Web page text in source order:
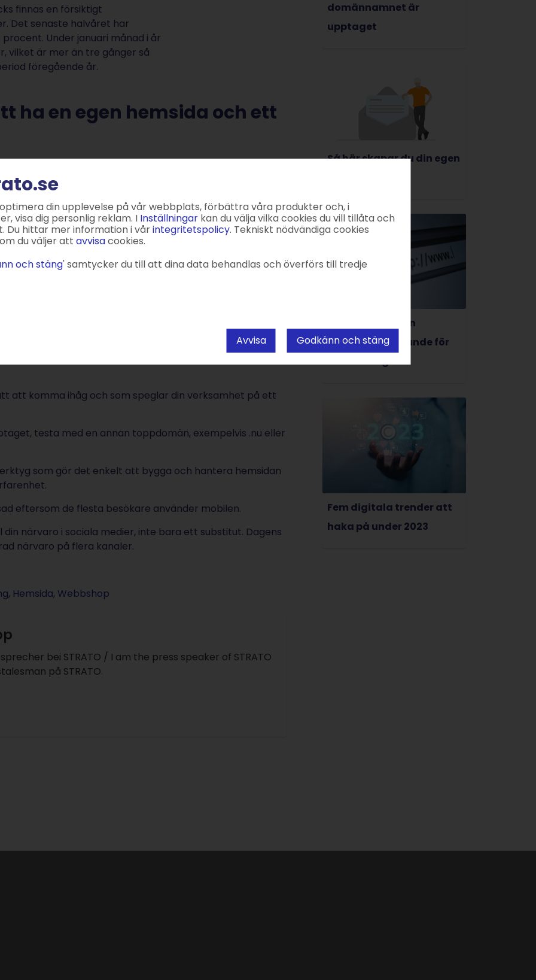
finnas en försiktigt
Det senaste halvåret har
Under januari månad i år
vilket är mer än tre gånger så
föregående år.
ha en egen hemsida och ett
en seriös bild och stärka
du har ett företag, ett
Genom att äga ditt
med att ha en egen
Speciellt när en
att tänka kreativt och hitta
för att skapa en egen
domännamn?
att komma ihåg och som speglar din verksamhet på ett
testa med en annan toppdomän, exempelvis .nu eller
som gör det enkelt att bygga och hantera hemsidan
eftersom de flesta besökare använder mobilen.
närvaro i sociala medier, inte bara ett substitut. Dagens
närvaro på flera kanaler.
, Hemsida, Webbshop
bei STRATO / I am the press speaker of STRATO
på STRATO.
domännamnet är
upptaget
Så här skapar du din egen
Därför är en egen
hemsida avgörande för
ditt företag
Fem digitala trender att
haka på under 2023
din upplevelse på vår webbplats, förbättra våra produkter och, i
visa dig personlig reklam. I Inställningarkan du välja vilka cookies du vill tillåta och
Du hittar mer information i vårintegritetspolicy. Tekniskt nödvändiga cookies
du väljer att avvisacookies.
och stäng' samtycker du till att dina data behandlas och överförs till tredje
Avvisa Godkänn och stäng